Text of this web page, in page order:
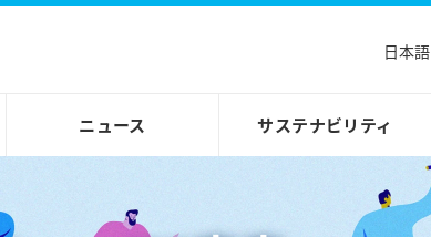
日本語
ニュース サステナビリティ